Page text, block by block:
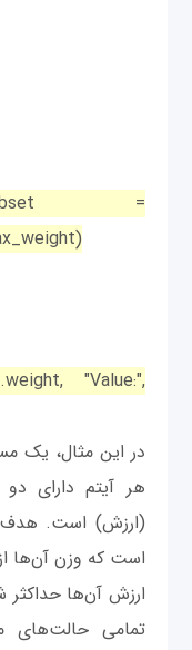
=
"Value:",
در این مثال، یک
(ارزش) است. هدف
است که وزن آن‌ها
ارزش آن‌ها حداکثر
تمامی حالت‌های